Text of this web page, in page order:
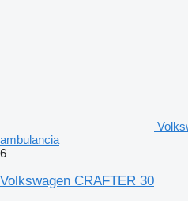
ambulancia
6
Volkswagen CRAFTER 30